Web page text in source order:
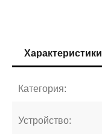
Характеристики
Категория:
Устройство: